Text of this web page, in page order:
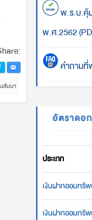
สัมนา
พ.ร.บ.คุ้
พ.ศ.2562
คำถามที่
อัตราดอ
ประเภท
เงินฝากออมทรั
เงินฝากออมทรั